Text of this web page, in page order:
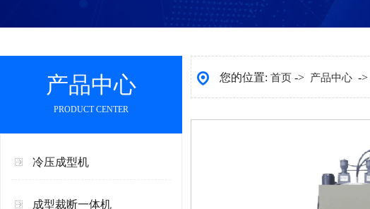
产品中心
PRODUCT CENTER
冷压成型机
成型裁断一体机
您的位置: 首页 -> 产品中心 ->